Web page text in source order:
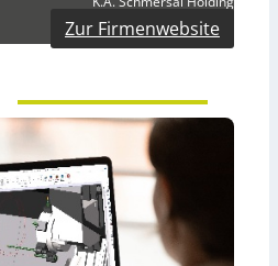
Zur Firmenwebsite